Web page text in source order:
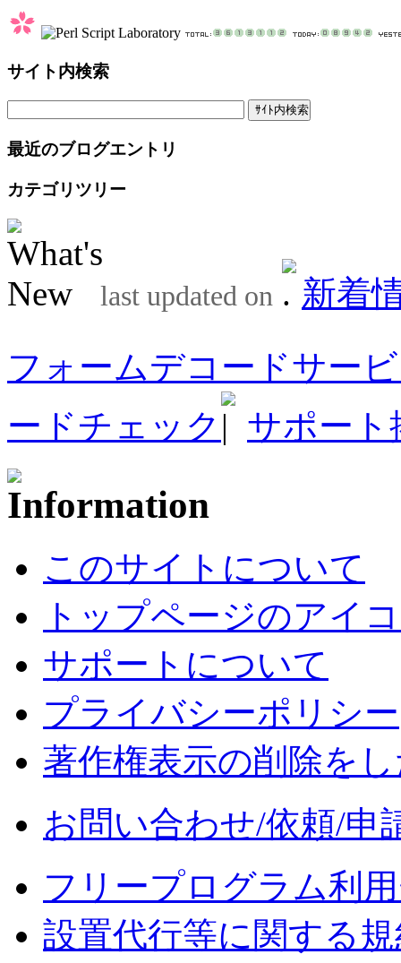
サイト内検索
最近のブログエントリ
カテゴリツリー
last updated on
新着
フォームデコードサー
ードチェック
サポート
このサイトについて
トップページのアイ
サポートについて
プライバシーポリシー
著作権表示の削除を
お問い合わせ/依頼/申
フリープログラム利
設置代行等に関する